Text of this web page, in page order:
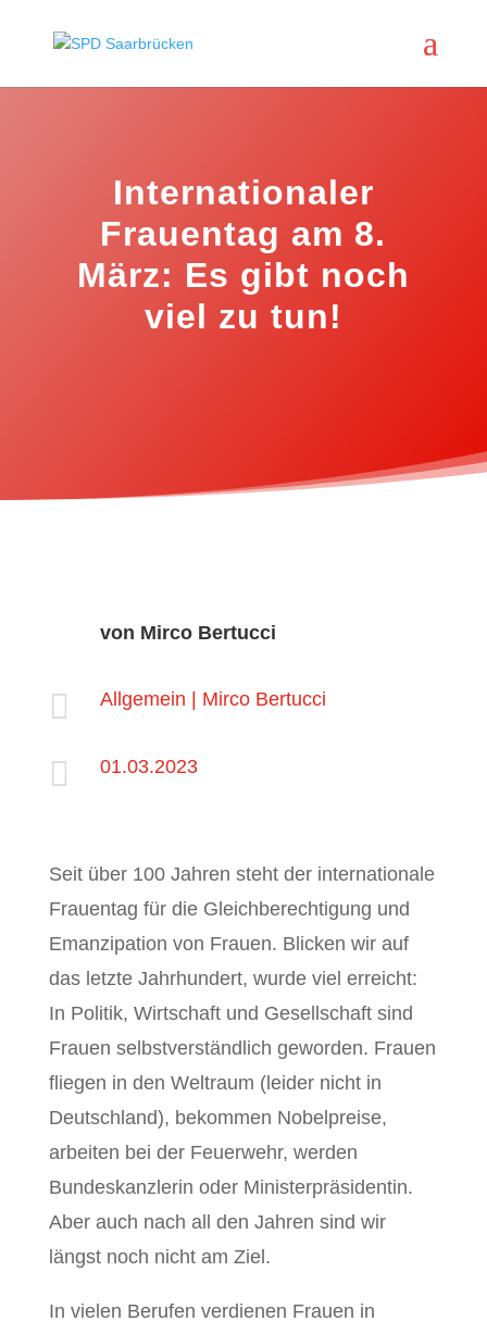
Internationaler
Frauentag am 8.
März: Es gibt noch
viel zu tun!
von Mirco Bertucci
 Allgemein Mirco Bertucci
 01.03.2023
Seit über 100 Jahren steht der internationale
Frauentag für die Gleichberechtigung und
Emanzipation von Frauen. Blicken wir auf
das letzte Jahrhundert, wurde viel erreicht:
In Politik, Wirtschaft und Gesellschaft sind
Frauen selbstverständlich geworden. Frauen
fliegen in den Weltraum (leider nicht in
Deutschland), bekommen Nobelpreise,
arbeiten bei der Feuerwehr, werden
Bundeskanzlerin oder Ministerpräsidentin.
Aber auch nach all den Jahren sind wir
längst noch nicht am Ziel.
In vielen Berufen verdienen Frauen in